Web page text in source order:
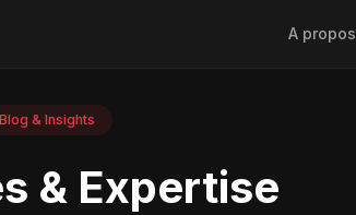
A propos
Blog & Insights
& Expertise